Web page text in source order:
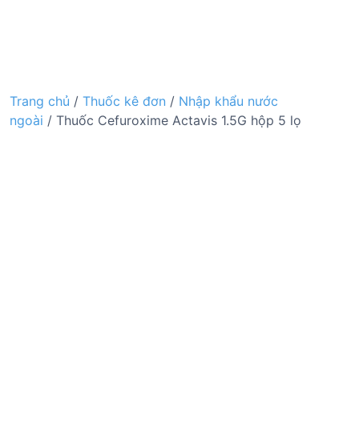
Trang chủ / Thuốc kê đơn / Nhập khẩu nước
ngoài / Thuốc Cefuroxime Actavis 1.5G hộp 5 lọ